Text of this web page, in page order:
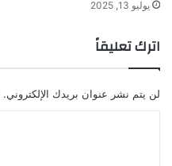
يوليو 13, 2025
اترك تعليقاً
لن يتم نشر عنوان بريدك الإلكتروني.